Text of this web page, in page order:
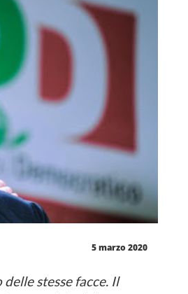
5 marzo 2020
stesse facce. Il